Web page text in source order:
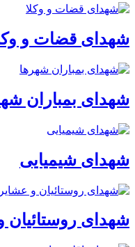
شهدای قضات و
شهدای بمباران
شهدای شیمیایی
شهدای روستائیان